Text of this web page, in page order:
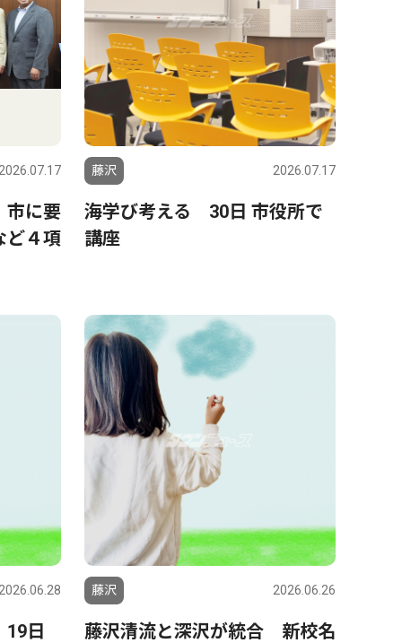
に要
４項
藤沢 2026.07.17
海学び考える 30日 市役所で
講座
日
藤沢 2026.06.26
藤沢清流と深沢が統合 新校名